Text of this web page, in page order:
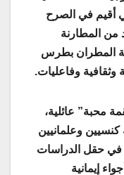
أقيم في الصرح
المطارنة
المطران بطرس
وثقافية وفاعليات.
محبة” عائلية،
كنسيين وعلمانيين
في حقل الدراسات
إيمانية